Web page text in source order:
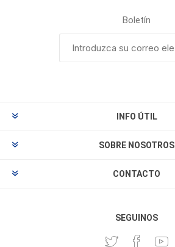
Boletín
INFO ÚTIL
SOBRE NOSOTROS
CONTACTO
SEGUINOS